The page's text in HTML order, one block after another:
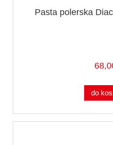
Pasta polerska
do